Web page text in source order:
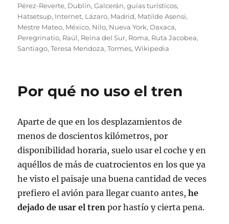
Pérez-Reverte, Dublín,Galcerán,guías turísticos,
Hatsetsup, Internet, Lázaro, Madrid, Matilde Asensi,
Mestre Mateo, México, Nilo, Nueva York,Oaxaca,
Peregrinatio, Raúl, Reina del Sur, Roma, Ruta Jacobea,
Santiago,Teresa Mendoza,Tormes,Wikipedia
Por qué no uso el tren
Aparte de que en los desplazamientos de
menos de doscientos kilómetros, por
disponibilidad horaria, suelo usar el coche y en
aquéllos de más de cuatrocientos en los que ya
he visto el paisaje una buena cantidad de veces
prefiero el avión para llegar cuanto antes,he
dejado de usar el tren por hastío y cierta pena.